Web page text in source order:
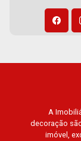
Residencial e
1051 - Alto
A
decoração
imóvel,